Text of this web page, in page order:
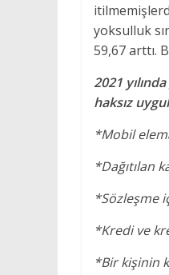
yoksulluk
59,67 arttı.
2021
haksız
*Mobil
*Dağıtılan
*Sözleşme
*Kredi ve
*Bir kişinin